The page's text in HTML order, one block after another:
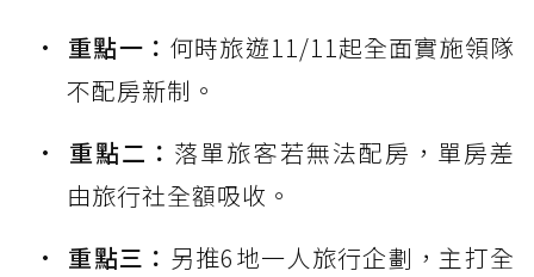
重點一： 何時旅遊11/11起全面實施領隊
不配房新制。
重點二： 落單旅客若無法配房，單房差
由旅行社全額吸收。
重點三： 另推6地一人旅行企劃，主打全